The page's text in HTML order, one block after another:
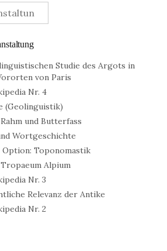
Studie des Argots in
von Paris
Nr. 4
(Geolinguistik)
und Butterfass
Wortgeschichte
Option: Toponomastik
Alpium
Nr. 3
Relevanz der Antike
Nr. 2